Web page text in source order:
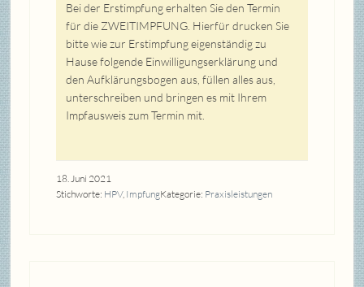
Bei der Erstimpfung erhalten Sie den Termin
für die ZWEITIMPFUNG. Hierfür drucken Sie
bitte wie zur Erstimpfung eigenständig zu
Hause folgende Einwilligungserklärung und
den Aufklärungsbogen aus, füllen alles aus,
unterschreiben und bringen es mit Ihrem
Impfausweis zum Termin mit.
18. Juni 2021
Kategorie: Praxisleistungen
Stichworte: HPV, Impfung